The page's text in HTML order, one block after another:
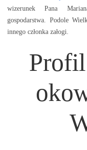
wizerunek Pana
gospodarstwa. Podole
innego członka załogi.